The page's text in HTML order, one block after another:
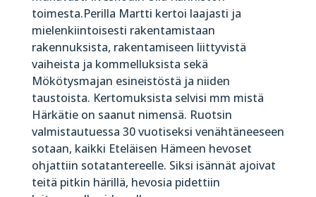
toimesta.Perilla Martti kertoi laajasti ja
mielenkiintoisesti rakentamistaan
rakennuksista, rakentamiseen liittyvistä
vaiheista ja kommelluksista sekä
Mökötysmajan esineistöstä ja niiden
taustoista. Kertomuksista selvisi mm mistä
Härkätie on saanut nimensä. Ruotsin
valmistautuessa 30 vuotiseksi venähtäneeseen
sotaan, kaikki Eteläisen Hämeen hevoset
ohjattiin sotatantereelle. Siksi isännät ajoivat
teitä pitkin härillä, hevosia pidettiin